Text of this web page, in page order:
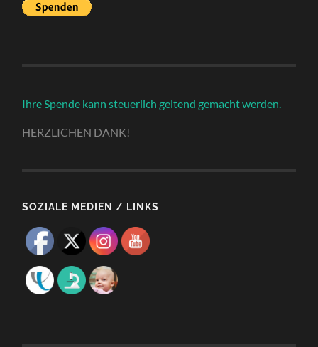
Ihre Spende kann steuerlich geltend gemacht werden.
HERZLICHEN DANK!
SOZIALE MEDIEN / LINKS